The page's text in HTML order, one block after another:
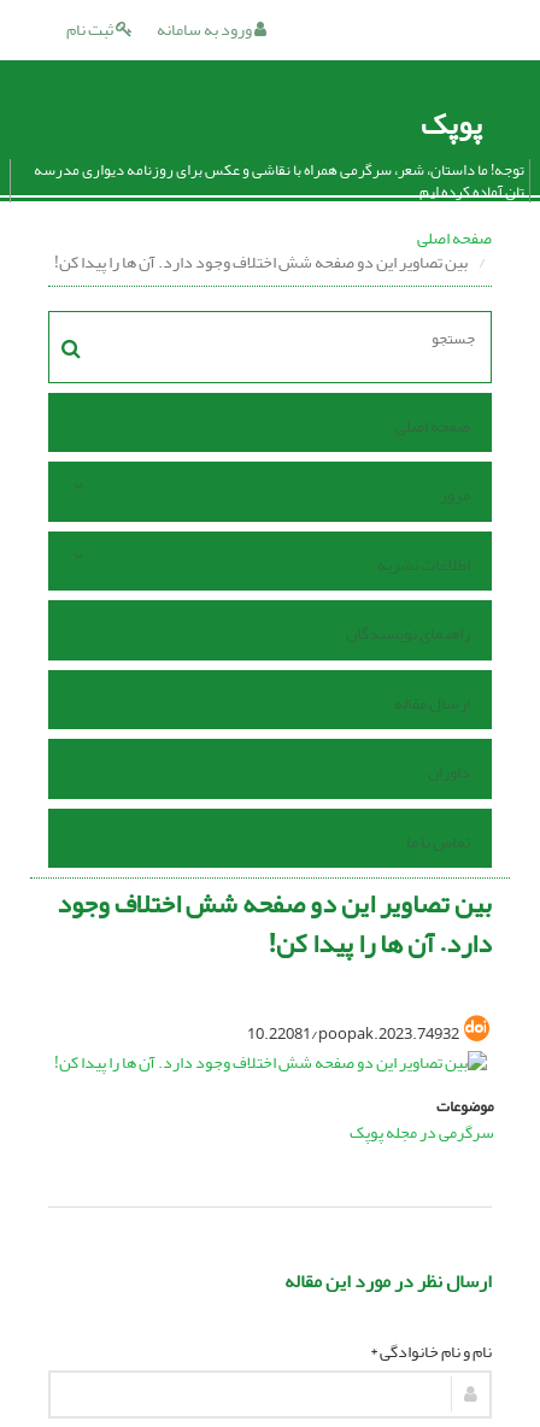
ثبت نام ورود به سامانه
پوپک
توجه! ما داستان، شعر، سرگرمی همراه با نقاشی و عکس برای روزنامه دیواری مدرسه
تان آماده کرده ایم.
صفحه اصلی
بین تصاویر این دو صفحه شش اختلاف وجود دارد. آن ها را پیدا کن!
صفحه اصلی
مرور
اطلاعات نشریه
راهنمای نویسندگان
ارسال مقاله
داوران
تماس با ما
بین تصاویر این دو صفحه شش اختلاف وجود
دارد. آن ها را پیدا کن!
10.22081/poopak.2023.74932
موضوعات
سرگرمی در مجله پوپک
ارسال نظر در مورد این مقاله
نام و نام خانوادگی *